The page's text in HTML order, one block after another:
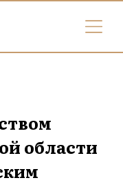
области